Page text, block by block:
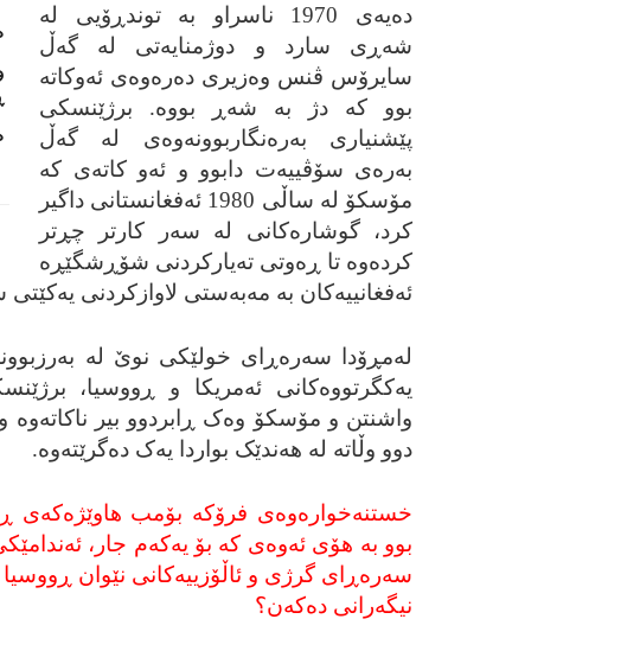
ده‌یه‌ی 1970 ناسراو به‌ توندڕۆیی له‌
شه‌ڕی سارد و دوژمنایه‌تی له‌ گه‌ڵ
سایرۆس ڤنس وه‌زیری ده‌ره‌وه‌ی ئه‌وکاته‌
بوو که‌ دژ به‌ شه‌ڕ بووه‌. برژێنسکی
پێشنیاری به‌ره‌نگاربوونه‌وه‌ی له‌ گه‌ڵ
به‌ره‌ی سۆڤییه‌ت دابوو و ئه‌و کاته‌ی که‌
مۆسکۆ له‌ ساڵی 1980 ئه‌فغانستانی داگیر
کرد، گوشاره‌کانی له‌ سه‌ر کارتر چڕتر
کرده‌وه‌ تا ڕه‌وتی ته‌یارکردنی شۆڕشگێڕه‌
ئه‌فغانییه‌کان به‌ مه‌به‌ستی لاوازکردنی
له‌مڕۆدا سه‌ره‌ڕای خولێکی نوێ له‌
یه‌کگرتووه‌کانی ئه‌مریکا و ڕووسیا،
واشنتن و مۆسکۆ وه‌ک ڕابردوو بیر ناکاته‌وه‌ و
دوو وڵاته‌ له‌ هه‌ندێک بواردا یه‌ک ده‌گرێته‌وه‌.
خستنه‌خواره‌وه‌ی فرۆکه‌ بۆمب هاوێژه‌که‌ی
بوو به‌ هۆی ئه‌وه‌ی که‌ بۆ یه‌که‌م جار،
سه‌ره‌ڕای گرژی و ئاڵۆزییه‌کانی نێوان
نیگه‌رانی ده‌که‌ن؟